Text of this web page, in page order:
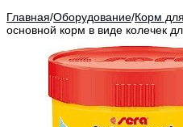
Главная/Оборудование/Корм
основной корм в виде колечек